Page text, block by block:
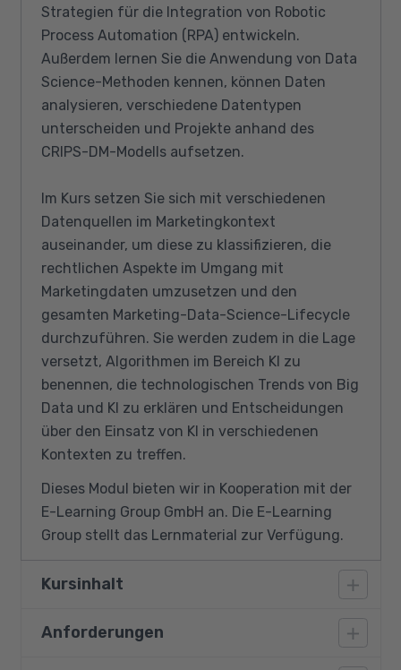
Strategien für die Integration von Robotic
Process Automation (RPA) entwickeln.
Außerdem lernen Sie die Anwendung von Data
Science-Methoden kennen, können Daten
analysieren, verschiedene Datentypen
unterscheiden und Projekte anhand des
CRIPS-DM-Modells aufsetzen.
Im Kurs setzen Sie sich mit verschiedenen
Datenquellen im Marketingkontext
auseinander, um diese zu klassifizieren, die
rechtlichen Aspekte im Umgang mit
Marketingdaten umzusetzen und den
gesamten Marketing-Data-Science-Lifecycle
durchzuführen. Sie werden zudem in die Lage
versetzt, Algorithmen im Bereich KI zu
benennen, die technologischen Trends von Big
Data und KI zu erklären und Entscheidungen
über den Einsatz von KI in verschiedenen
Kontexten zu treffen.
Dieses Modul bieten wir in Kooperation mit der
E-Learning Group GmbH an. Die E-Learning
Group stellt das Lernmaterial zur Verfügung.
Kursinhalt
Digitale Geschäftsmodelle
Anforderungen